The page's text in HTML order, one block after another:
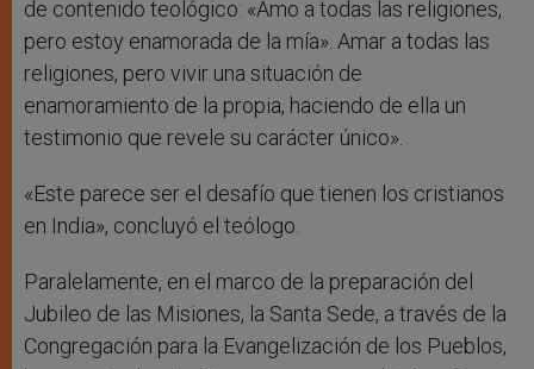
de contenido teológico: «Amo a todas las religiones,
pero estoy enamorada de la mía». Amar a todas las
religiones, pero vivir una situación de
enamoramiento de la propia, haciendo de ella un
testimonio que revele su carácter único».
«Este parece ser el desafío que tienen los cristianos
en India», concluyó el teólogo.
Paralelamente, en el marco de la preparación del
Jubileo de las Misiones, la Santa Sede, a través de la
Congregación para la Evangelización de los Pueblos,